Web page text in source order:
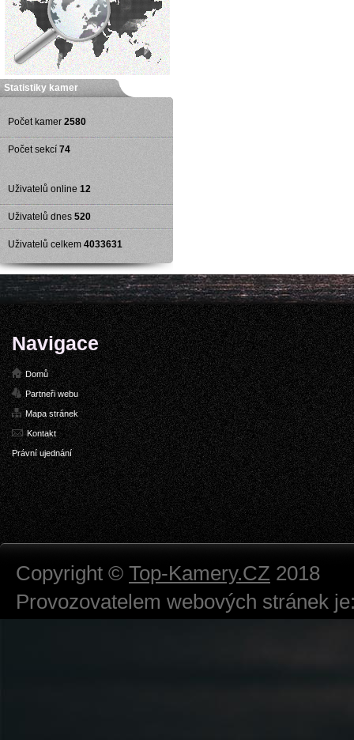
Statistiky kamer
Počet kamer 2580
Počet sekcí 74
Uživatelů online 12
Uživatelů dnes 520
Uživatelů celkem 4033631
Navigace
Domů
Partneři webu
Mapa stránek
Kontakt
Právní ujednání
Copyright © Top-Kamery.CZ 2018
Provozovatelem webových stránek